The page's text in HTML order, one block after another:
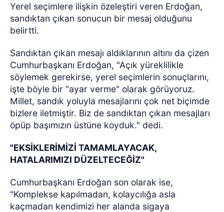
Yerel seçimlere ilişkin özeleştiri veren Erdoğan,
sandıktan çıkan sonucun bir mesaj olduğunu
belirtti.
Sandıktan çıkan mesajı aldıklarının altını da çizen
Cumhurbaşkanı Erdoğan, "Açık yüreklilikle
söylemek gerekirse, yerel seçimlerin sonuçlarını,
işte böyle bir "ayar verme" olarak görüyoruz.
Millet, sandık yoluyla mesajlarını çok net biçimde
bizlere iletmiştir. Biz de sandıktan çıkan mesajları
öpüp başımızın üstüne koyduk." dedi.
"EKSİKLERİMİZİ TAMAMLAYACAK,
HATALARIMIZI DÜZELTECEĞİZ"
Cumhurbaşkanı Erdoğan son olarak ise,
"Komplekse kapılmadan, kolaycılığa asla
kaçmadan kendimizi her alanda sigaya